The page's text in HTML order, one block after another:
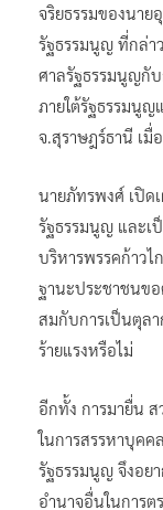
จริยธรรมของนาย
รัฐธรรมนูญ ที่กล่า
ศาลรัฐธรรมนูญกั
ภายใต้รัฐธรรมนู
จ.สุราษฎร์ธานี เ
นายภัทรพงศ์ เปิด
รัฐธรรมนูญ และเ
บริหารพรรคก้าวไ
ฐานะประชาชนข
สมกับการเป็นตุลา
ร้ายแรงหรือไม่
อีกทั้ง การมายื่น ส
ในการสรรหาบุคค
รัฐธรรมนูญ จึงอย
อำนาจอื่นในการ